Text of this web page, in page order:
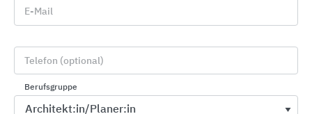
E-Mail
Telefon (optional)
Berufsgruppe